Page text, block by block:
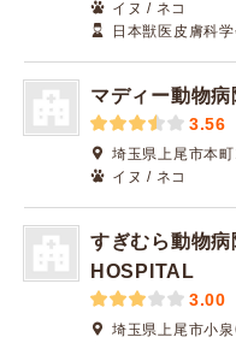
イヌ / ネコ
日本獣医皮膚科
マディー動物病
3.56
埼玉県上尾市本
イヌ / ネコ
すぎむら動物
HOSPITAL
3.00
埼玉県上尾市小